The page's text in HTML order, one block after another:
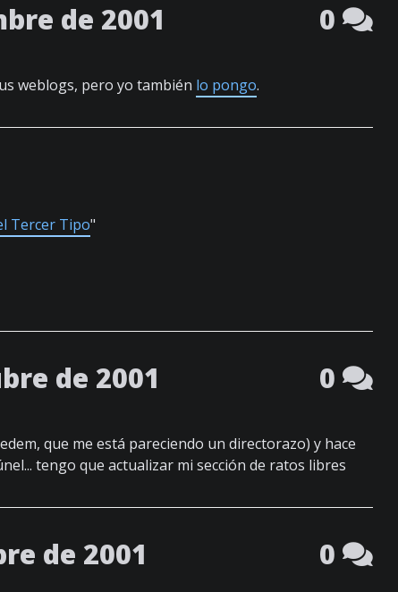
de 2001 0
weblogs, pero yo también lo pongo.
Tercer Tipo"
de 2001 0
que me está pareciendo un directorazo) y hace
tengo que actualizar mi sección de ratos libres
de 2001 0